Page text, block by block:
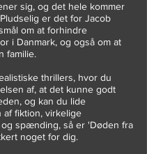
sig, og det hele kommer
er det for Jacob
om at forhindre
i Danmark, og også om at
familie.
thrillers, hvor du
af, at det kunne godt
og kan du lide
af fiktion, virkelige
spænding, så er 'Døden fra
noget for dig.